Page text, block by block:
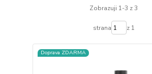
Zobrazuji 1-3 z 3
strana z 1
Doprava ZDARMA